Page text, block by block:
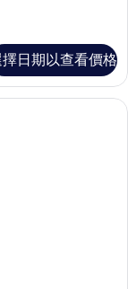
日期以查看價格
布/窗簾、隔音、熨斗/